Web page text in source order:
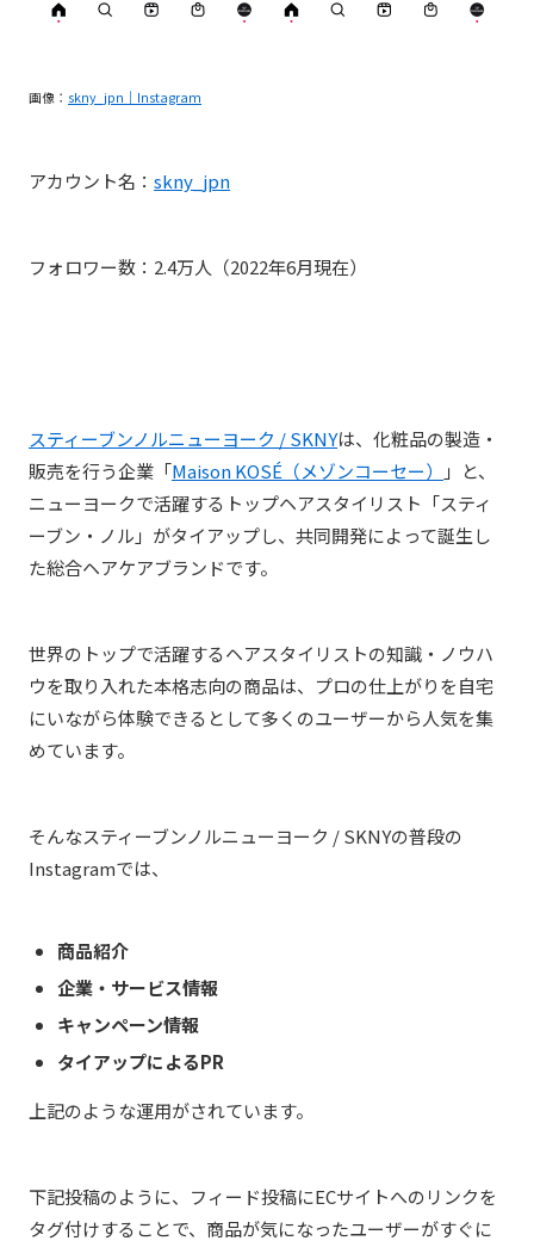
画像： skny_jpn｜Instagram
アカウント名： skny_jpn
フォロワー数：2.4万人（2022年6月現在）
スティーブンノルニューヨーク / SKNYは、 化粧品の製造・
販売を行う企業「Maison KOSÉ（メゾンコーセー）
」と、
ニューヨークで活躍するトップヘアスタイリスト「スティ
ーブン・ノル」がタイアップし、共同開発によって誕生し
た総合ヘアケアブランドです。
世界のトップで活躍するヘアスタイリストの知識・ノウハ
ウを取り入れた本格志向の商品は、プロの仕上がりを自宅
にいながら体験できるとして多くのユーザーから人気を集
めています。
そんなスティーブンノルニューヨーク / SKNYの普段の
Instagramでは、
商品紹介
企業・サービス情報
キャンペーン情報
タイアップによるPR
上記のような運用がされています。
下記投稿のように、フィード投稿にECサイトへのリンクを
タグ付けすることで、商品が気になったユーザーがすぐに